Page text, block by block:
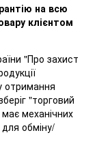
на всю
клієнтом
"Про захист
отримання
"торговий
механічних
для обміну/